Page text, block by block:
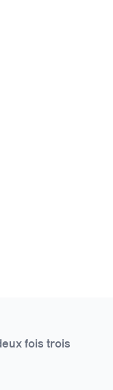
fois trois